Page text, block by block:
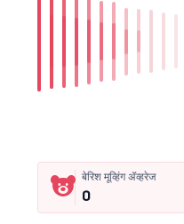
बेरिश मूव्हिंग ॲव्हरेज
0